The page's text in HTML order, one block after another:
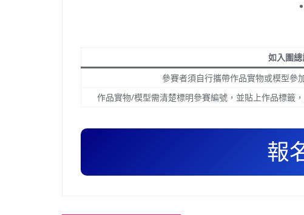
如入圍
參賽者須自行攜帶作品實物或模型參
作品實物/模型需清楚標明參賽編號，並貼上作品標籤
報
文